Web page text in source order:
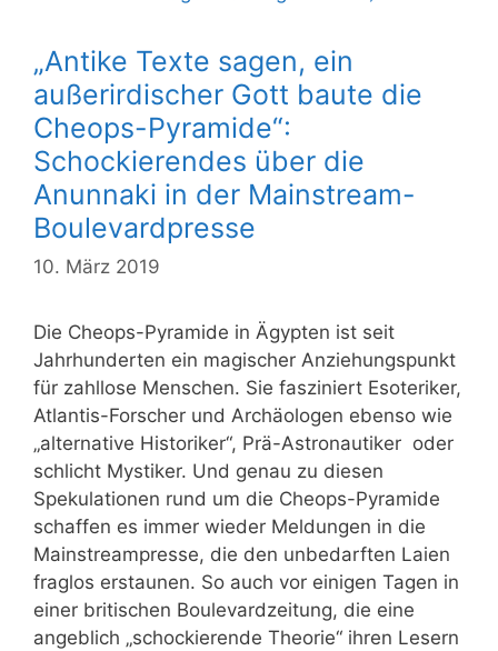
„Antike Texte sagen, ein
außerirdischer Gott baute die
Cheops-Pyramide“:
Schockierendes über die
Anunnaki in der Mainstream-
Boulevardpresse
10. März 2019
Die Cheops-Pyramide in Ägypten ist seit
Jahrhunderten ein magischer Anziehungspunkt
für zahllose Menschen. Sie fasziniert Esoteriker,
Atlantis-Forscher und Archäologen ebenso wie
„alternative Historiker“, Prä-Astronautiker oder
schlicht Mystiker. Und genau zu diesen
Spekulationen rund um die Cheops-Pyramide
schaffen es immer wieder Meldungen in die
Mainstreampresse, die den unbedarften Laien
fraglos erstaunen. So auch vor einigen Tagen in
einer britischen Boulevardzeitung, die eine
angeblich „schockierende Theorie“ ihren Lesern